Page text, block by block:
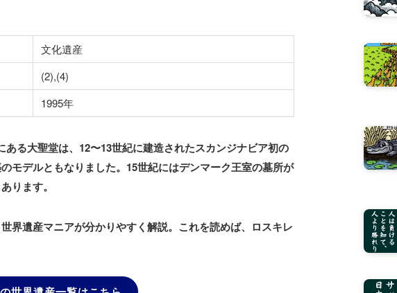
文化遺産
(2),(4)
1995年
る大聖堂は、12〜13世紀に建造されたスカンジナビア初の
モデルともなりました。15世紀にはデンマーク王室の墓所が
ります。
界遺産マニアが分かりやすく解説。これを読めば、ロスキレ